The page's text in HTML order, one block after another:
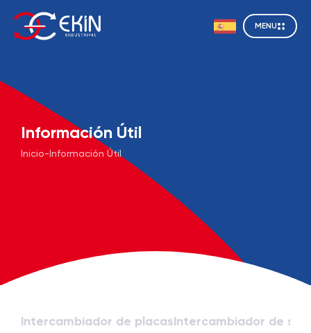
MENU
Información Útil
Inicio- Información Útil
Intercambiador de placas Intercambiador de